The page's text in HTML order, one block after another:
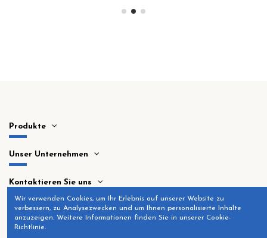
Produkte
Unser Unternehmen
Kontaktieren Sie uns
Wir verwenden Cookies, um Ihr Erlebnis auf unserer Website zu
verbessern, zu Analysezwecken und um Ihnen personalisierte Inhalte
anzuzeigen. Weitere Informationen finden Sie in unserer Cookie-
Richtlinie.